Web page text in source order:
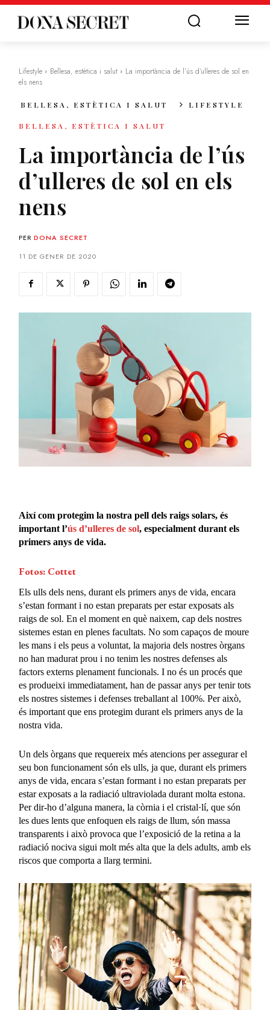
Lifestyle Bellesa, estètica i salut
La importància de l’ús d’ulleres de sol en
els nens
BELLESA, ESTÈTICA I SALUT LIFESTYLE
BELLESA, ESTÈTICA I SALUT
La importància de l’ús
d’ulleres de sol en els
nens
PER DONA SECRET
11 DE GENER DE 2020
Així com protegim la nostra pell dels raigs solars, és
important l’ús d’ulleres de sol, especialment durant els
primers anys de vida.
Fotos: Cottet
Els ulls dels nens, durant els primers anys de vida, encara
s’estan formant i no estan preparats per estar exposats als
raigs de sol. En el moment en què naixem, cap dels nostres
sistemes estan en plenes facultats. No som capaços de moure
les mans i els peus a voluntat, la majoria dels nostres òrgans
no han madurat prou i no tenim les nostres defenses als
factors externs plenament funcionals. I no és un procés que
es produeixi immediatament, han de passar anys per tenir tots
els nostres sistemes i defenses treballant al 100%. Per això,
és important que ens protegim durant els primers anys de la
nostra vida.
Un dels òrgans que requereix més atencions per assegurar el
seu bon funcionament són els ulls, ja que, durant els primers
anys de vida, encara s’estan formant i no estan preparats per
estar exposats a la radiació ultraviolada durant molta estona.
Per dir-ho d’alguna manera, la còrnia i el cristal·lí, que són
les dues lents que enfoquen els raigs de llum, són massa
transparents i això provoca que l’exposició de la retina a la
radiació nociva sigui molt més alta que la dels adults, amb els
riscos que comporta a llarg termini.